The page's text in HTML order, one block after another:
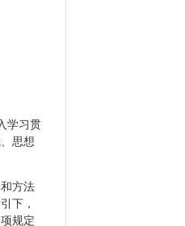
学习贯
思想
方法
下，
规定